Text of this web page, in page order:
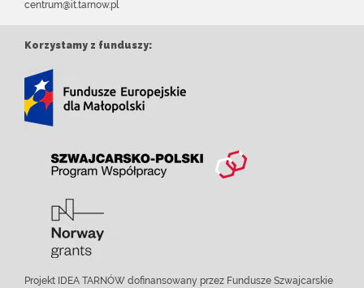
centrum@it.tarnow.pl
Korzystamy z funduszy:
Projekt IDEA TARNÓW dofinansowany przez Fundusze Szwajcarskie